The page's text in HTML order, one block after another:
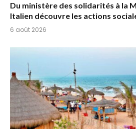
Du ministère des solidarités à la
Italien découvre les actions
6 août 2026